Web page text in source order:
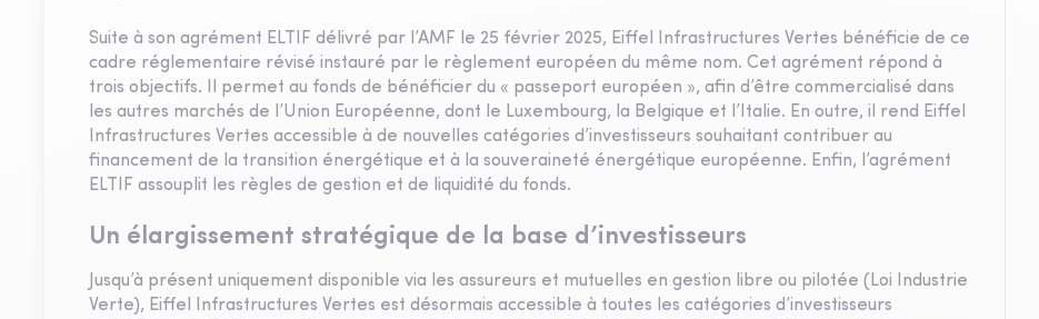
Suite à son agrément ELTIF délivré par l’AMF le 25 février 2025, Eiffel Infrastructures Vertes bénéficie de ce
cadre réglementaire révisé instauré par le règlement européen du même nom. Cet agrément répond à
trois objectifs. Il permet au fonds de bénéficier du « passeport européen », afin d’être commercialisé dans
les autres marchés de l’Union Européenne, dont le Luxembourg, la Belgique et l’Italie. En outre, il rend Eiffel
Infrastructures Vertes accessible à de nouvelles catégories d’investisseurs souhaitant contribuer au
financement de la transition énergétique et à la souveraineté énergétique européenne. Enfin, l’agrément
ELTIF assouplit les règles de gestion et de liquidité du fonds.
Un élargissement stratégique de la base d’investisseurs
Jusqu’à présent uniquement disponible via les assureurs et mutuelles en gestion libre ou pilotée (Loi Industrie
Verte), Eiffel Infrastructures Vertes est désormais accessible à toutes les catégories d’investisseurs